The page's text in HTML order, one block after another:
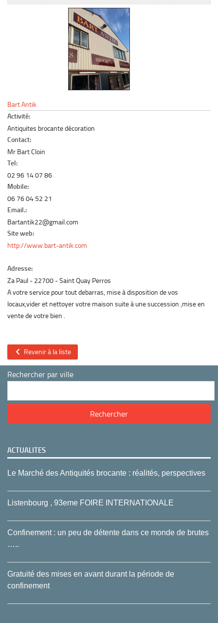
Le marché du mobilier d’occasion
Bart Antik
Activité:
Antiquites brocante décoration
Contact:
Mr Bart Cloin
Tel:
02 96 14 07 86
Mobile:
06 76 04 52 21
Email.:
Bartantik22@gmail.com
Site web:
http://www.bart-antik.com
Adresse:
Za Paul 22700
Saint Quay Perros
A votre service pour tout debarras, mise à disposition de vos
locaux,vider et nettoyer votre maison suite à une succession ,mise en
vente de votre bien .
Revenir à la liste
Rechercher par ville
ACTUALITES
Le Marché des Antiquités brocante : réalités, perspectives
Listenbourg , 93eme FOIRE INTERNATIONALE
Confinement : un peu de détente dans ce monde de brutes
…..
Gratuité des mises en avant durant la période de
confinement